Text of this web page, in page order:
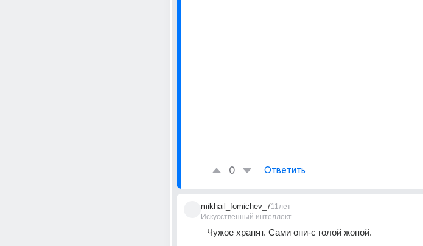
0 Ответить
mikhail_fomichev_7
Искусственный интеллект
11лет
Чужое хранят. Сами они-с голой жопой.